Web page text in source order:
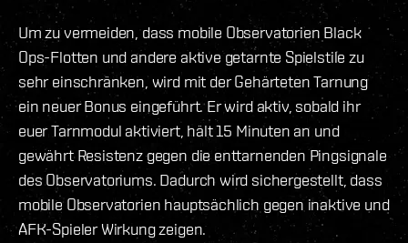
Um zu vermeiden, dass mobile Observatorien Black
Ops-Flotten und andere aktive getarnte Spielstile zu
sehr einschränken, wird mit der Gehärteten Tarnung
ein neuer Bonus eingeführt. Er wird aktiv, sobald ihr
euer Tarnmodul aktiviert, hält 15 Minuten an und
gewährt Resistenz gegen die enttarnenden Pingsignale
des Observatoriums. Dadurch wird sichergestellt, dass
mobile Observatorien hauptsächlich gegen inaktive und
AFK-Spieler Wirkung zeigen.